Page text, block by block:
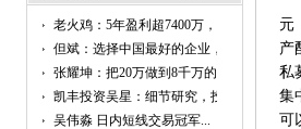
老火鸡：5年盈利超7400万，
他...
但斌：选择中国最好的企业，
跟...
张耀坤：把20万做到8千万的...
凯丰投资吴星：细节研究，投
资...
吴伟淼 日内短线交易冠军...
元
产
私
集
可